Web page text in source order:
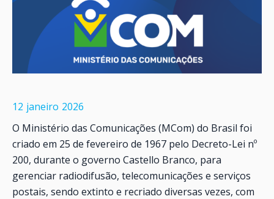
12 janeiro 2026
O Ministério das Comunicações (MCom) do Brasil foi
criado em 25 de fevereiro de 1967 pelo Decreto-Lei nº
200, durante o governo Castello Branco, para
gerenciar radiodifusão, telecomunicações e serviços
postais, sendo extinto e recriado diversas vezes, com